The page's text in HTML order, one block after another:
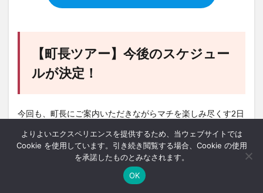
【町長ツアー】今後のスケジュー
ルが決定！
今回も、町長にご案内いただきながらマチを楽しみ尽くす2日
いつも大人気の「町長がバスガイドツアー」、実は2023年こ
れからのスケジュールが決定しています。
メニュー
よりよいエクスペリエンスを提供するため、当ウェブサイトでは
Cookie を使用しています。引き続き閲覧する場合、Cookie の使用
を承諾したものとみなされます。
OK